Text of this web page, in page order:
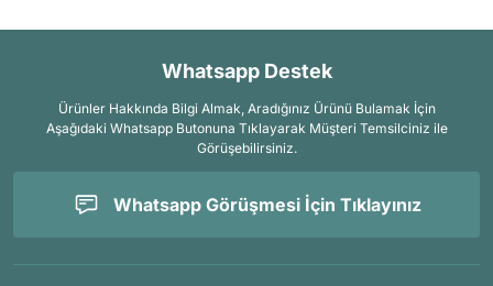
Whatsapp Destek
Ürünler Hakkında Bilgi Almak, Aradığınız Ürünü Bulamak İçin
Aşağıdaki Whatsapp Butonuna Tıklayarak Müşteri Temsilciniz ile
Görüşebilirsiniz.
Whatsapp Görüşmesi İçin Tıklayınız